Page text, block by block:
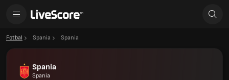
Fotbal Spania Spania
Spania
Spania